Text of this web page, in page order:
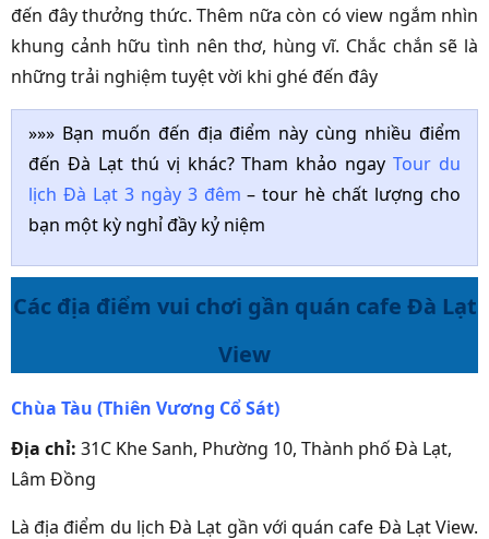
đến đây thưởng thức. Thêm nữa còn có view ngắm nhìn
khung cảnh hữu tình nên thơ, hùng vĩ. Chắc chắn sẽ là
những trải nghiệm tuyệt vời khi ghé đến đây
»»» Bạn muốn đến địa điểm này cùng nhiều điểm
đến Đà Lạt thú vị khác? Tham khảo ngayTour du
lịch Đà Lạt 3 ngày 3 đêm – tour hè chất lượng cho
bạn một kỳ nghỉ đầy kỷ niệm
Các địa điểm vui chơi gần quán cafe Đà Lạt
View
Chùa Tàu (Thiên Vương Cổ Sát)
Địa chỉ: 31C Khe Sanh, Phường 10, Thành phố Đà Lạt,
Lâm Đồng
Là địa điểm du lịch Đà Lạt gần với quán cafe Đà Lạt View.